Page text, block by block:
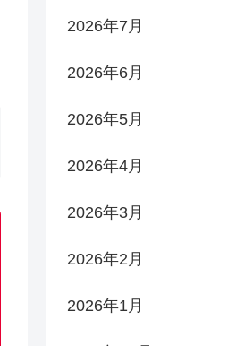
2026年7月
2026年6月
2026年5月
2026年4月
2026年3月
2026年2月
2026年1月